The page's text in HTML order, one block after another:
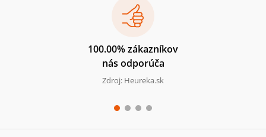
100.00% zákazníkov
nás odporúča
Zdroj: Heureka.sk